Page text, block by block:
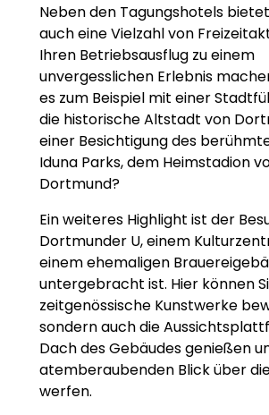
Neben den Tagungshotels
auch eine Vielzahl von
Ihren Betriebsausflug zu einem
unvergesslichen Erlebnis
es zum Beispiel mit einer
die historische Altstadt von
einer Besichtigung des
Iduna Parks, dem Heimstadion
Dortmund?
Ein weiteres Highlight ist der
Dortmunder U, einem
einem ehemaligen
untergebracht ist. Hier können
zeitgenössische Kunstwerke
sondern auch die
Dach des Gebäudes genießen
atemberaubenden Blick über
werfen.